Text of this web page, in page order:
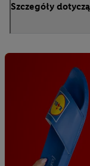
Szczegóły